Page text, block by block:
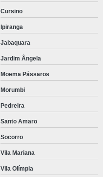
Cursino
Ipiranga
Jabaquara
Jardim Ângela
Moema Pássaros
Morumbi
Pedreira
Santo Amaro
Socorro
Vila Mariana
Vila Olímpia